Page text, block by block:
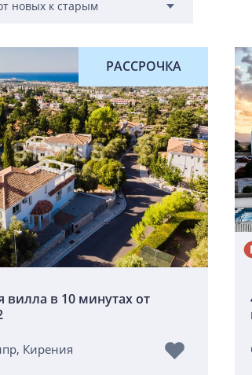
РАССРОЧКА
вилла в 10 минутах от
Кирения